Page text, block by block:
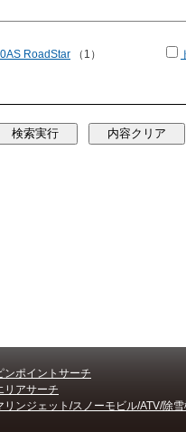
RoadStar （1）
ンポイントサーチ
リアサーチ
リンジェット/スノーモビル/ATV/除